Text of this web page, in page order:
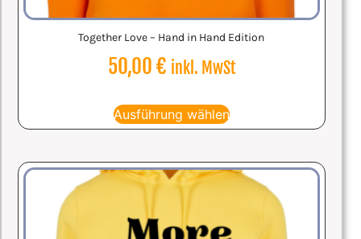
Together Love – Hand in Hand Edition
50,00€ inkl. MwSt
Ausführung wählen